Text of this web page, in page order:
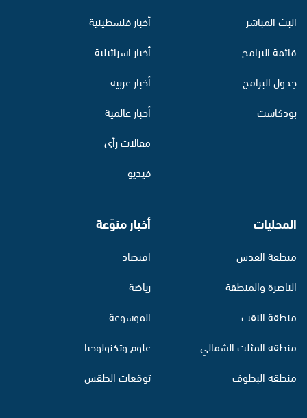
البث المباشر
قائمة البرامج
جدول البرامج
بودكاست
أخبار فلسطينية
أخبار اسرائيلية
أخبار عربية
أخبار عالمية
مقالات رأي
فيديو
المحليات
منطقة القدس
الناصرة والمنطقة
منطقة النقب
منطقة المثلث الشمالي
منطقة البطوف
أخبار منوّعة
اقتصاد
رياضة
الموسوعة
علوم وتكنولوجيا
توقعات الطقس